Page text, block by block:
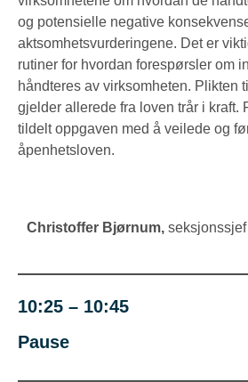
og potensielle negative
aktsomhetsvurderingene. Det er
rutiner for hvordan forespørsler om
håndteres av virksomheten. Plikten
gjelder allerede fra loven trår i kraft.
tildelt oppgaven med å veilede og
åpenhetsloven.
Christoffer Bjørnum,
10:25 – 10:45
Pause